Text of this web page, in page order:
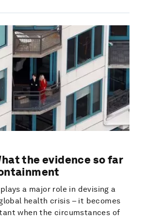
the evidence so far
a major role in devising a
health crisis – it becomes
when the circumstances of